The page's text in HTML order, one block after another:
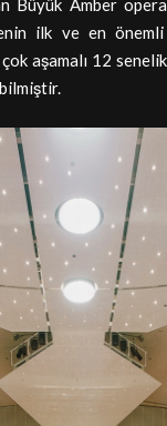
Büyük Amber opera
ilk ve en önemli
aşamalı 12 senelik